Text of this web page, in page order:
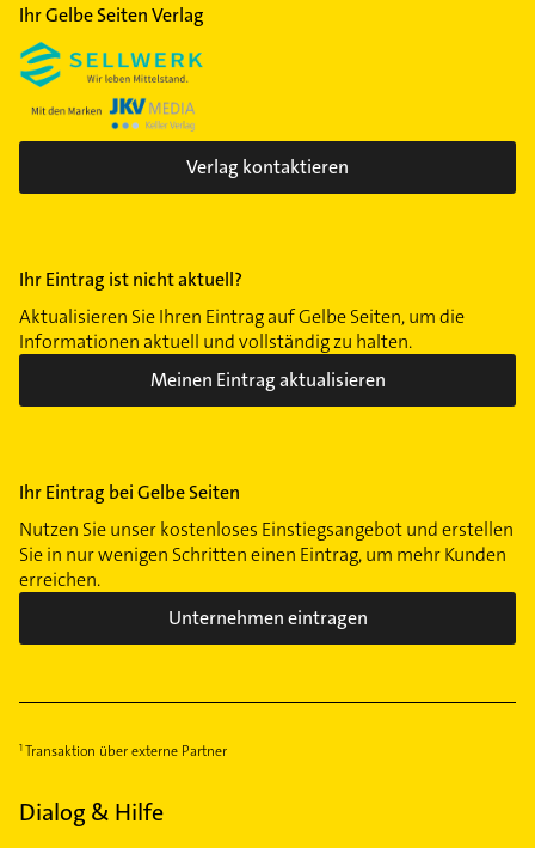
Ihr Gelbe Seiten Verlag
Verlag kontaktieren
Ihr Eintrag ist nicht aktuell?
Aktualisieren Sie Ihren Eintrag auf Gelbe Seiten, um die
Informationen aktuell und vollständig zu halten.
Meinen Eintrag aktualisieren
Ihr Eintrag bei Gelbe Seiten
Nutzen Sie unser kostenloses Einstiegsangebot und erstellen
Sie in nur wenigen Schritten einen Eintrag, um mehr Kunden
erreichen.
Unternehmen eintragen
Transaktion über externe Partner
Dialog & Hilfe